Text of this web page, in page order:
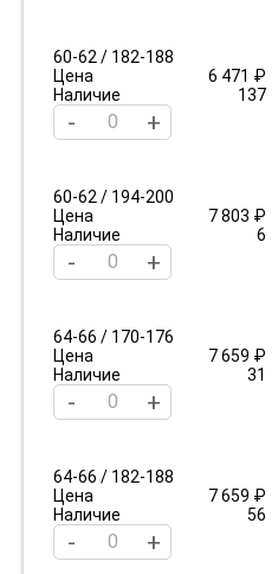
60-62 / 182-188
Цена
6 471 ₽
Наличие
137
- +
60-62 / 194-200
Цена
7 803 ₽
Наличие
6
- +
64-66 / 170-176
Цена
7 659 ₽
Наличие
31
- +
64-66 / 182-188
Цена
7 659 ₽
Наличие
56
- +